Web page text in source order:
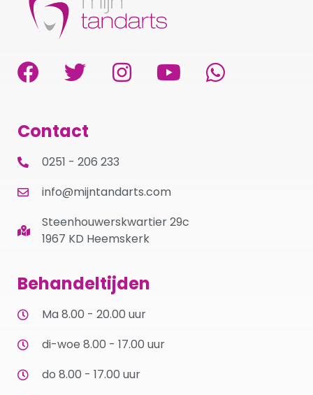
Contact
0251 - 206 233
info@mijntandarts.com
Steenhouwerskwartier 29c
1967 KD Heemskerk
Behandeltijden
Ma 8.00 - 20.00 uur
di-woe 8.00 - 17.00 uur
do 8.00 - 17.00 uur